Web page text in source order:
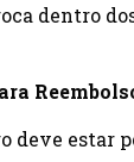
dentro
deve estar